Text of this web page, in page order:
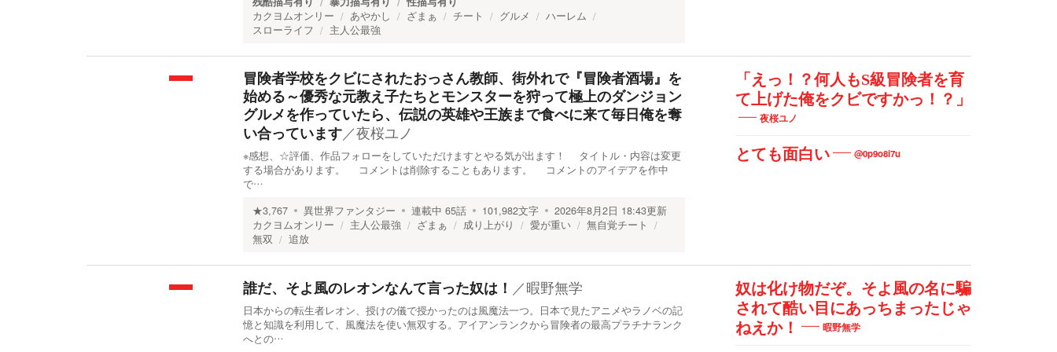
カクヨムオンリー
あやかし ざまぁ チート グルメ
ハーレム
スローライフ
主人公最強
冒険者学校をクビにされたおっさん教師、街外れで『冒険者酒場』を
始める～優秀な元教え子たちとモンスターを狩って極上のダンジョン
グルメを作っていたら、伝説の英雄や王族まで食べに来て毎日俺を奪
い合っています／夜桜ユノ
※感想、☆評価、作品フォローをしていただけますとやる気が出ます！ タイトル・内容は変更
する場合があります。 コメントは削除することもあります。 コメントのアイデアを作中
で…
★3,767 異世界ファンタジー 連載中 65話 101,982文字 2026年8月2日 18:43更新
カクヨムオンリー
主人公最強 ざまぁ 成り上がり 愛が重い
無自覚チート
無双
追放
「えっ！？何人もS級冒険者を育
て上げた俺をクビですかっ！？」
夜桜ユノ
とても面白い @0p9o8i7u
誰だ、そよ風のレオンなんて言った奴は！ ／暇野無学
日本からの転生者レオン、授けの儀で授かったのは風魔法一つ。日本で見たアニメやラノベの記
憶と知識を利用して、風魔法を使い無双する。アイアンランクから冒険者の最高プラチナランク
へとの…
奴は化け物だぞ。そよ風の名に騙
されて酷い目にあっちまったじゃ
ねえか！
暇野無学